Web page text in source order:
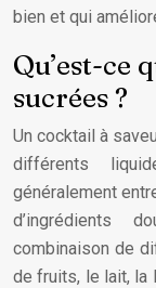
bien et qui
Qu’est-ce
sucrées ?
Un cocktail à
différents
généralement
d’ingrédients
combinaison de
de fruits, le lait, la